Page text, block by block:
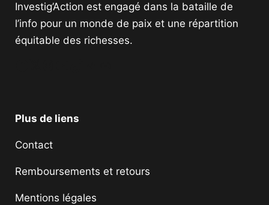
Investig’Action est engagé dans la bataille de
l’info pour un monde de paix et une répartition
équitable des richesses.
Plus de liens
Contact
Remboursements et retours
Mentions légales